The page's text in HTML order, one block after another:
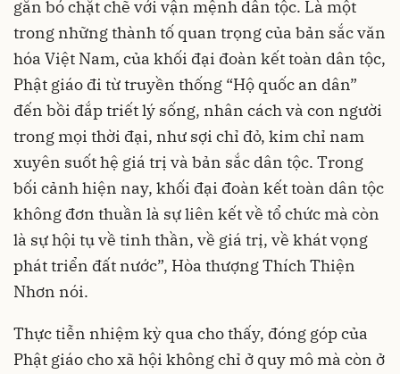
gắn bó chặt chẽ với vận mệnh dân tộc. Là một
trong những thành tố quan trọng của bản sắc văn
hóa Việt Nam, của khối đại đoàn kết toàn dân tộc,
Phật giáo đi từ truyền thống “Hộ quốc an dân”
đến bồi đắp triết lý sống, nhân cách và con người
trong mọi thời đại, như sợi chỉ đỏ, kim chỉ nam
xuyên suốt hệ giá trị và bản sắc dân tộc. Trong
bối cảnh hiện nay, khối đại đoàn kết toàn dân tộc
không đơn thuần là sự liên kết về tổ chức mà còn
là sự hội tụ về tinh thần, về giá trị, về khát vọng
phát triển đất nước”, Hòa thượng Thích Thiện
Nhơn nói.
Thực tiễn nhiệm kỳ qua cho thấy, đóng góp của
Phật giáo cho xã hội không chỉ ở quy mô mà còn ở